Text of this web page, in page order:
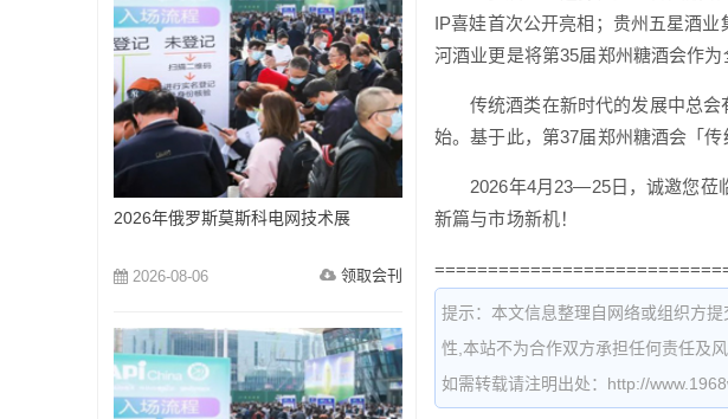
IP喜娃首次公开亮相；贵州五星酒
河酒业更是将第35届郑州糖酒会作
传统酒类在新时代的发展中总会
始。基于此，第37届郑州糖酒会「
2026年4月23—25日，诚邀您莅
新篇与市场新机！
提示：本文信息整理自网络或组织方
性,本站不为合作双方承担任何责任及风
如需转载请注明出处：http://
2026年俄罗斯莫斯科电网技术展
2026-08-06 领取会刊